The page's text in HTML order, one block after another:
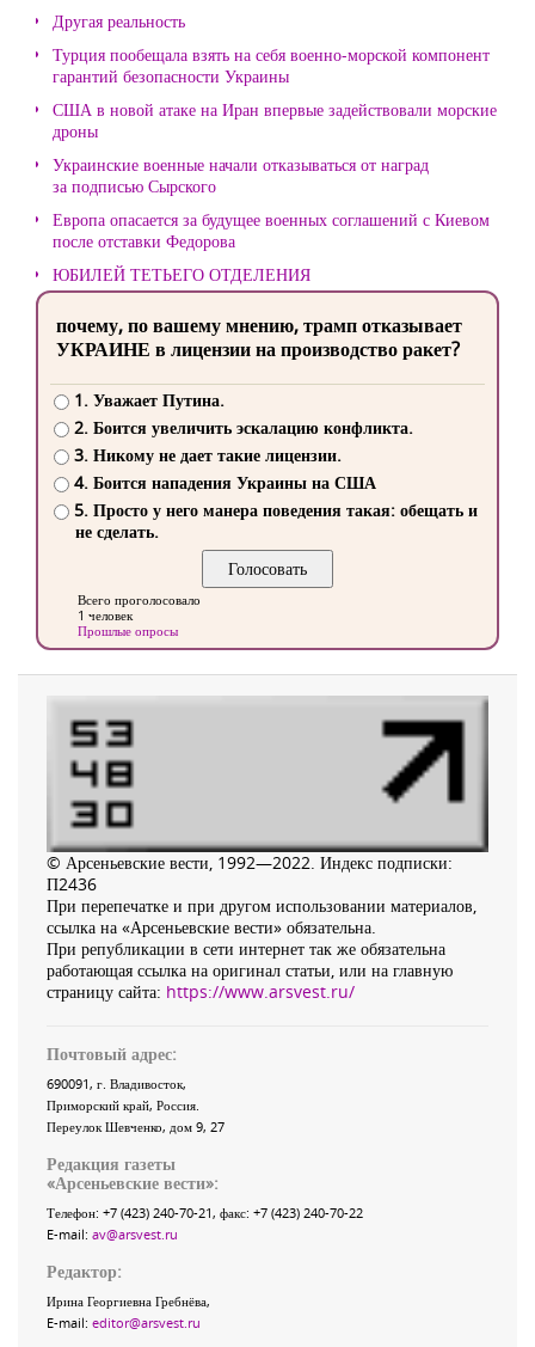
Другая реальность
Турция пообещала взять на себя военно-морской компонент
гарантий безопасности Украины
США в новой атаке на Иран впервые задействовали морские
дроны
Украинские военные начали отказываться от наград
за подписью Сырского
Европа опасается за будущее военных соглашений с Киевом
после отставки Федорова
ЮБИЛЕЙ ТЕТЬЕГО ОТДЕЛЕНИЯ
почему, по вашему мнению, трамп отказывает
УКРАИНЕ в лицензии на производство ракет?
1. Уважает Путина.
2. Боится увеличить эскалацию конфликта.
3. Никому не дает такие лицензии.
4. Боится нападения Украины на США
5. Просто у него манера поведения такая: обещать и
не сделать.
Всего проголосовало
1 человек
Прошлые опросы
© Арсеньевские вести, 1992—2022. Индекс подписки:
П2436
При перепечатке и при другом использовании материалов,
ссылка на «Арсеньевские вести» обязательна.
При републикации в сети интернет так же обязательна
работающая ссылка на оригинал статьи, или на главную
страницу сайта: https://www.arsvest.ru/
Почтовый адрес:
690091, г. Владивосток,
Приморский край, Россия
Переулок Шевченко, дом 9, 27
Редакция газеты
«Арсеньевские вести»:
Телефон: +7 (423) 240-70-21, факс: +7 (423) 240-70-22
E-mail: av@arsvest.ru
Редактор:
Ирина Георгиевна Гребнёва,
E-mail: editor@arsvest.ru